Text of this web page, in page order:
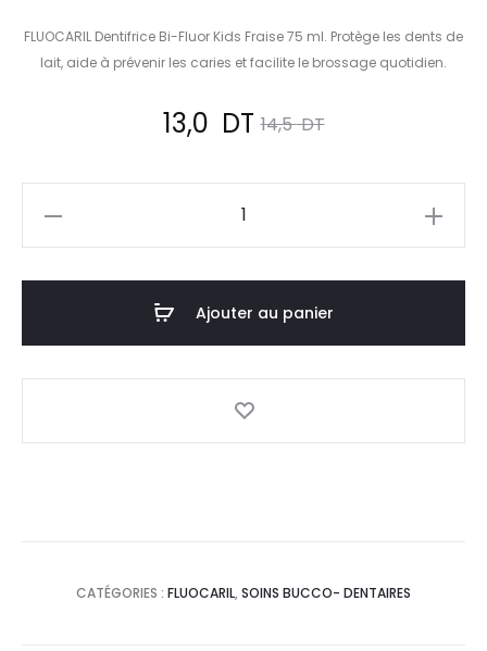
FLUOCARIL Dentifrice Bi-Fluor Kids Fraise 75 ml. Protège les dents de
lait, aide à prévenir les caries et facilite le brossage quotidien.
14,5DT
Le
prix
initial
était :
14,5
DT.
13,0 DT
Le
prix
est :
13,0
DT.
Ajouter au panier
CATÉGORIES : FLUOCARIL, SOINS BUCCO- DENTAIRES